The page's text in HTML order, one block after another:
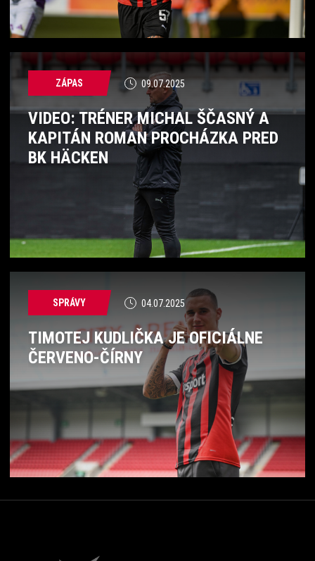
ZÁPAS 09.07.2025
VIDEO: TRÉNER MICHAL ŠČASNÝ A
KAPITÁN ROMAN PROCHÁZKA PRED
BK HÄCKEN
SPRÁVY 04.07.2025
TIMOTEJ KUDLIČKA JE OFICIÁLNE
ČERVENO-ČÍRNY